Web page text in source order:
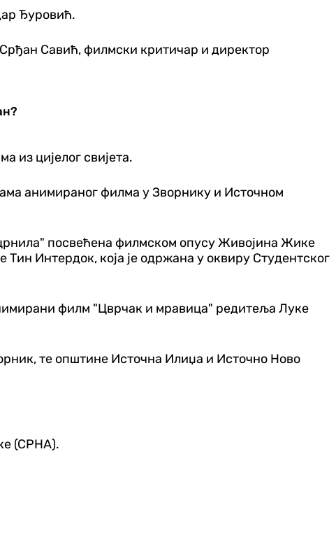
Ђуровић.
Савић, филмски критичар и директор
из цијелог свијета.
анимираног филма у Зворнику и Источном
посвећена филмском опусу Живојина Жике
Интердок, која је одржана у оквиру Студентског
филм "Цврчак и мравица" редитеља Луке
те општине Источна Илиџа и Источно Ново
(СРНА).